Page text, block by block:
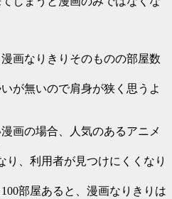
画なりきりそのものの部屋数
が無いので肩身が狭く思うよ
画の場合、人気のあるアニメ
り、利用者が見つけにくくなり
部屋あると、漫画なりきりは